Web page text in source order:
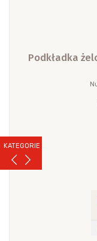
KATEGORIE
Podkładka